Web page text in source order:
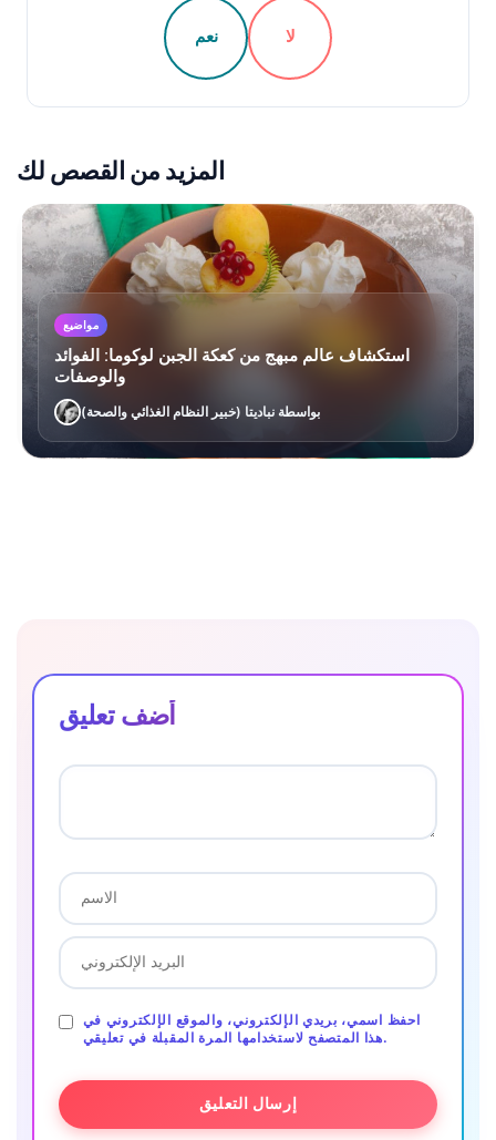
نعم لا
المزيد من القصص لك
مواضيع
استكشاف عالم مبهج من كعكة الجبن لوكوما: الفوائد
والوصفات
بواسطة نباديتا (خبير النظام الغذائي والصحة)
أضف تعليق
احفظ اسمي، بريدي الإلكتروني، والموقع الإلكتروني في
هذا المتصفح لاستخدامها المرة المقبلة في تعليقي.